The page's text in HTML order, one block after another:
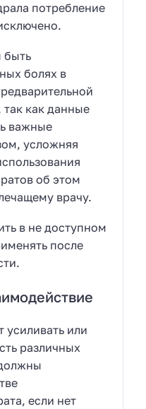
потребление
быть
болях в
так как данные
важные
усложняя
об этом
врачу.
в не доступном
после
усиливать или
различных
если нет